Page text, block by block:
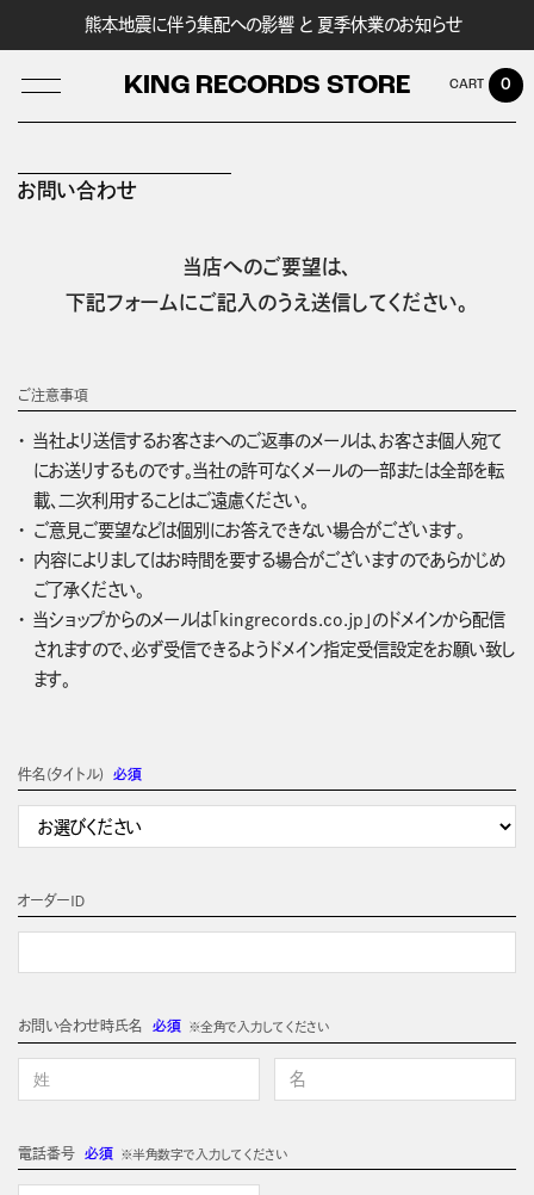
熊本地震に伴う集配への影響 と 夏季休業のお知らせ
KING RECORDS STORE 0
お問い合わせ
当店へのご要望は、
下記フォームにご記入のうえ送信してください。
ご注意事項
当社より送信するお客さまへのご返事のメールは、お客さま個人宛て
にお送りするものです。当社の許可なくメールの一部または全部を転
載、二次利用することはご遠慮ください。
ご意見ご要望などは個別にお答えできない場合がございます。
内容によりましてはお時間を要する場合がございますのであらかじめ
ご了承ください。
当ショップからのメールは「kingrecords.co.jp」のドメインから配信
されますので、必ず受信できるようドメイン指定受信設定をお願い致し
ます。
件名(タイトル) 必須
オーダーＩＤ
お問い合わせ時氏名 必須 ※全角で入力してください
電話番号必須 ※半角数字で入力してください